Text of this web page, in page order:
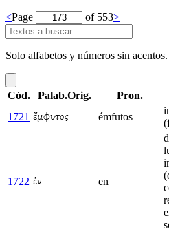
<Page of 553>
Solo alfabetos y números sin acentos.
Cód. Palab.Orig. Pron.
1721 ἔμφυτος émfutos
1722 ἐν en